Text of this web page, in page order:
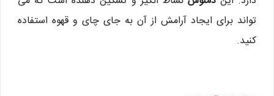
تواند برای ایجاد آرامش از آن به جای چای و قهوه استفاده
کنید.